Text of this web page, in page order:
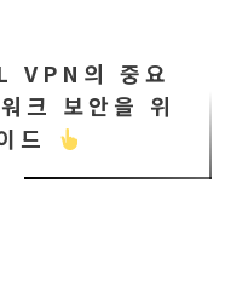
VPN의 중요
크 보안을 위
드